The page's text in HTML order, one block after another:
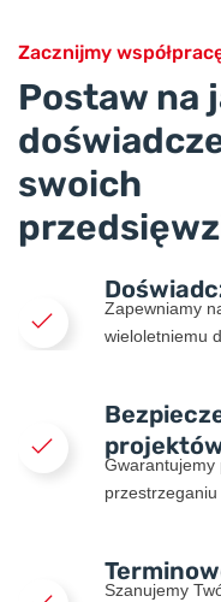
Zacznijmy
Postaw na
swoich
Zapewniamy
wieloletniemu
Gwarantujemy
Szanujemy